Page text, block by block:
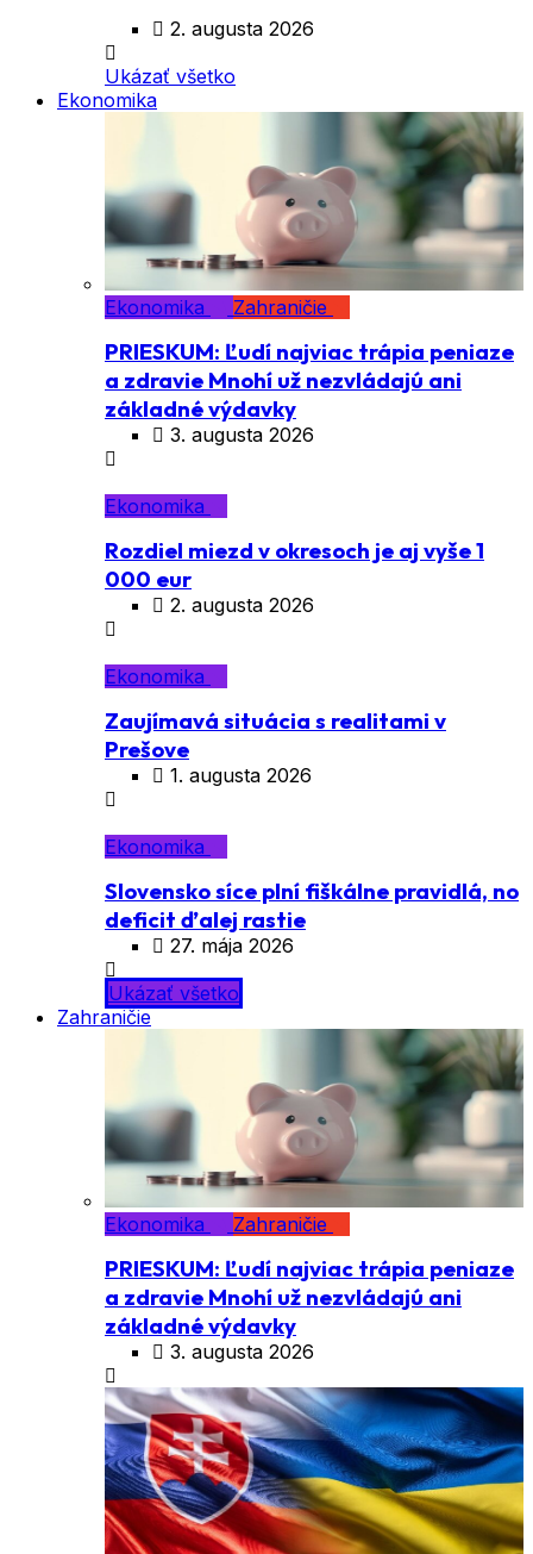
2. augusta 2026
Ukázať všetko
Ekonomika
Ekonomika Zahraničie
PRIESKUM: Ľudí najviac trápia peniaze
a zdravie Mnohí už nezvládajú ani
základné výdavky
3. augusta 2026
Ekonomika
Rozdiel miezd v okresoch je aj vyše 1
000 eur
2. augusta 2026
Ekonomika
Zaujímavá situácia s realitami v
Prešove
1. augusta 2026
Ekonomika
Slovensko síce plní fiškálne pravidlá, no
deficit ďalej rastie
27. mája 2026
Ukázať všetko
Zahraničie
Ekonomika Zahraničie
PRIESKUM: Ľudí najviac trápia peniaze
a zdravie Mnohí už nezvládajú ani
základné výdavky
3. augusta 2026